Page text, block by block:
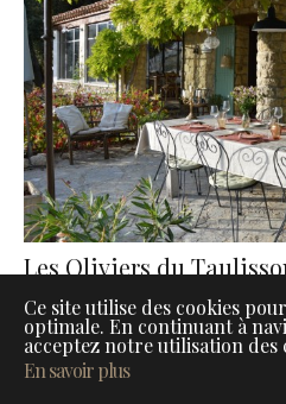
Les Oliviers du
Endroit charmant pour slow travel au pied
Ventoux
Romantique
Ce site utilise des cookies
optimale. En continuant à
acceptez notre utilisation des
En savoir plus